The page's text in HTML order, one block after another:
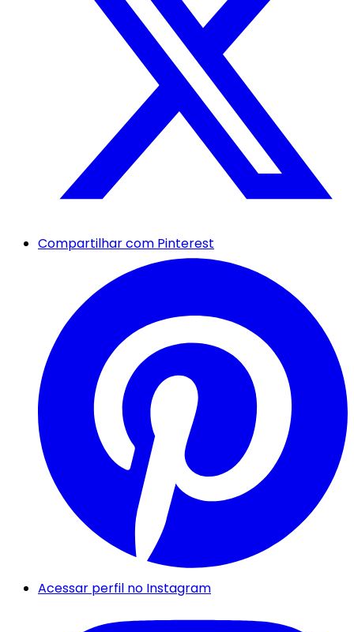
Compartilhar com Pinterest
Acessar perfil no Instagram